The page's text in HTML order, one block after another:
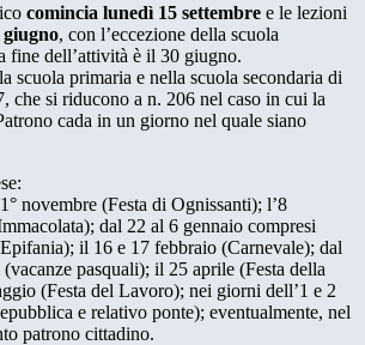
comincia lunedì 15 settembre e le lezioni
giugno, con l’eccezione della scuola
fine dell’attività è il 30 giugno.
scuola primaria e nella scuola secondaria di
che si riducono a n. 206 nel caso in cui la
cada in un giorno nel quale siano
novembre (Festa di Ognissanti); l’8
dal 22 al 6 gennaio compresi
il 16 e 17 febbraio (Carnevale); dal
pasquali); il 25 aprile (Festa della
(Festa del Lavoro); nei giorni dell’1 e 2
e relativo ponte); eventualmente, nel
patrono cittadino.